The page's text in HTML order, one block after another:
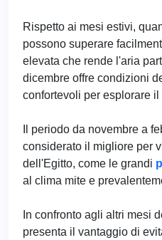
Rispetto ai mesi estivi,
possono superare
elevata che rende l'aria
dicembre offre condizioni
confortevoli per esplorare il
Il periodo da novembre a
considerato il migliore per
dell'Egitto, come le grandi
al clima mite e
In confronto agli altri mesi
presenta il vantaggio di